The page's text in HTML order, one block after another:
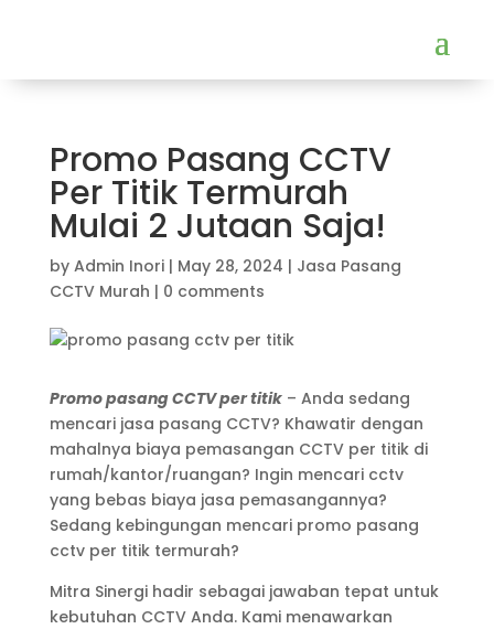
Promo Pasang CCTV
Per Titik Termurah
Mulai 2 Jutaan Saja!
by Admin Inori| May 28, 2024 | Jasa Pasang
CCTV Murah | 0 comments
Promo pasang CCTV per titik– Anda sedang
mencari jasa pasang CCTV? Khawatir dengan
mahalnya biaya pemasangan CCTV per titik di
rumah/kantor/ruangan? Ingin mencari cctv
yang bebas biaya jasa pemasangannya?
Sedang kebingungan mencari promo pasang
cctv per titik termurah?
Mitra Sinergi hadir sebagai jawaban tepat untuk
kebutuhan CCTV Anda. Kami menawarkan